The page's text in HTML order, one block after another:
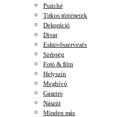
Psziché
Titkos történetek
Dekoráció
Divat
Esküvőszervezés
Szépség
Fotó & film
Helyszín
Meghívó
Gasztro
Nászút
Minden más